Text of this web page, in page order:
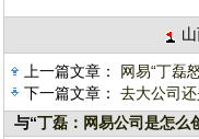
上一篇文章： 网易“丁磊
下一篇文章： 去大公司
与“丁磊：网易公司是怎么